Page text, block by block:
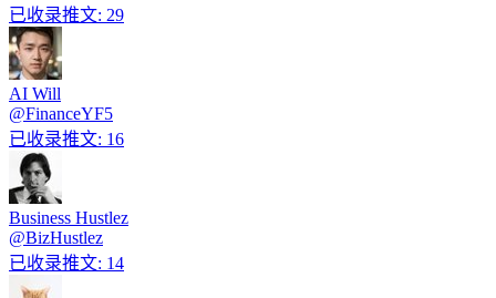
已收录推文: 29
AI Will
@FinanceYF5
已收录推文: 16
Business Hustlez
@BizHustlez
已收录推文: 14